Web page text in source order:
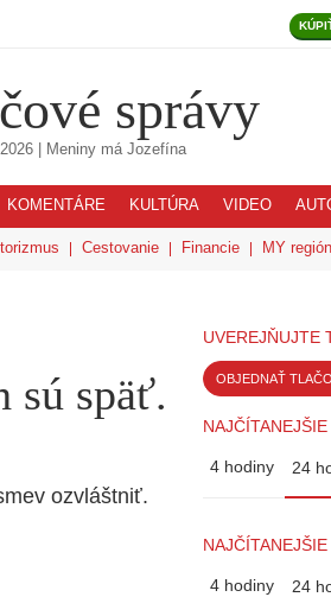
správy
| Meniny má Jozefína
KOMENTÁRE KULTÚRA VIDEO
Cestovanie Financie MY
sú späť.
ozvláštniť.
UVEREJŇUJTE
OBJEDNAŤ
4 hodiny 24
4 hodiny 24